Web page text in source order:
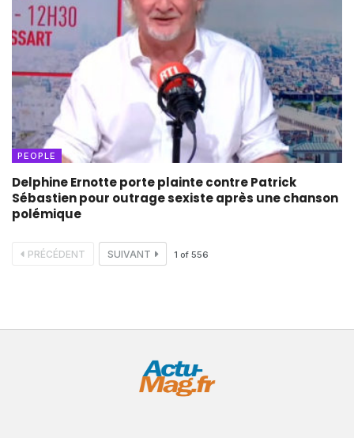
PEOPLE
Delphine Ernotte porte plainte contre Patrick
Sébastien pour outrage sexiste après une chanson
polémique
PRÉCÉDENT SUIVANT 1 of 556